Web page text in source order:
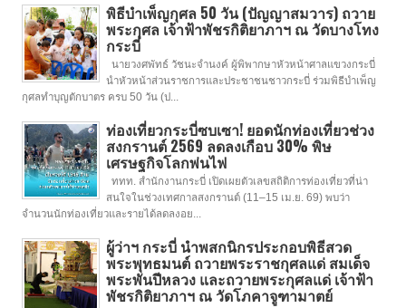
พิธีบำเพ็ญกุศล 50 วัน (ปัญญาสมวาร) ถวาย
พระกุศล เจ้าฟ้าพัชรกิติยาภาฯ ณ วัดบางโทง
กระบี่
นายวงศพัทธ์ วัชนะจำนงค์ ผู้พิพากษาหัวหน้าศาลแขวงกระบี่
นำหัวหน้าส่วนราชการและประชาชนชาวกระบี่ ร่วมพิธีบำเพ็ญ
กุศลทำบุญตักบาตร ครบ 50 วัน (ป...
ท่องเที่ยวกระบี่ซบเซา! ยอดนักท่องเที่ยวช่วง
สงกรานต์ 2569 ลดลงเกือบ 30% พิษ
เศรษฐกิจโลกพ่นไฟ
ททท. สำนักงานกระบี่ เปิดเผยตัวเลขสถิติการท่องเที่ยวที่น่า
สนใจในช่วงเทศกาลสงกรานต์ (11–15 เม.ย. 69) พบว่า
จำนวนนักท่องเที่ยวและรายได้ลดลงอย...
ผู้ว่าฯ กระบี่ นำพสกนิกรประกอบพิธีสวด
พระพุทธมนต์ ถวายพระราชกุศลแด่ สมเด็จ
พระพันปีหลวง และถวายพระกุศลแด่ เจ้าฟ้า
พัชรกิติยาภาฯ ณ วัดโภคาจูฑามาตย์